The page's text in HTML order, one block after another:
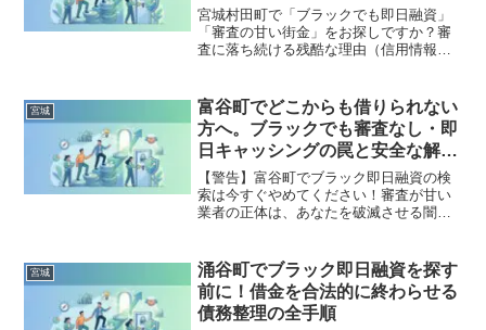
宮城村田町で「ブラックでも即日融資」
「審査の甘い街金」をお探しですか？審
査に落ち続ける残酷な理由（信用情報と
底解説。多重債務の地獄から抜け出し、
合法的に借金を減額・免除する「債務整
理」の正しい知識と、今すぐ督促を止め
る無料相談窓口をご案内します。
宮城
富谷町でどこからも借りられない
方へ。ブラックでも審査なし・即
日キャッシングの罠と安全な解決
策
【警告】富谷町でブラック即日融資の検
索は今すぐやめてください！審査が甘い
業者の正体は、あなたを破滅させる闇金
町で違法業者を避け、借金地獄から抜け
出した方々の実体験と確実な解決策を完
全公開。
宮城
涌谷町でブラック即日融資を探す
前に！借金を合法的に終わらせる
債務整理の全手順